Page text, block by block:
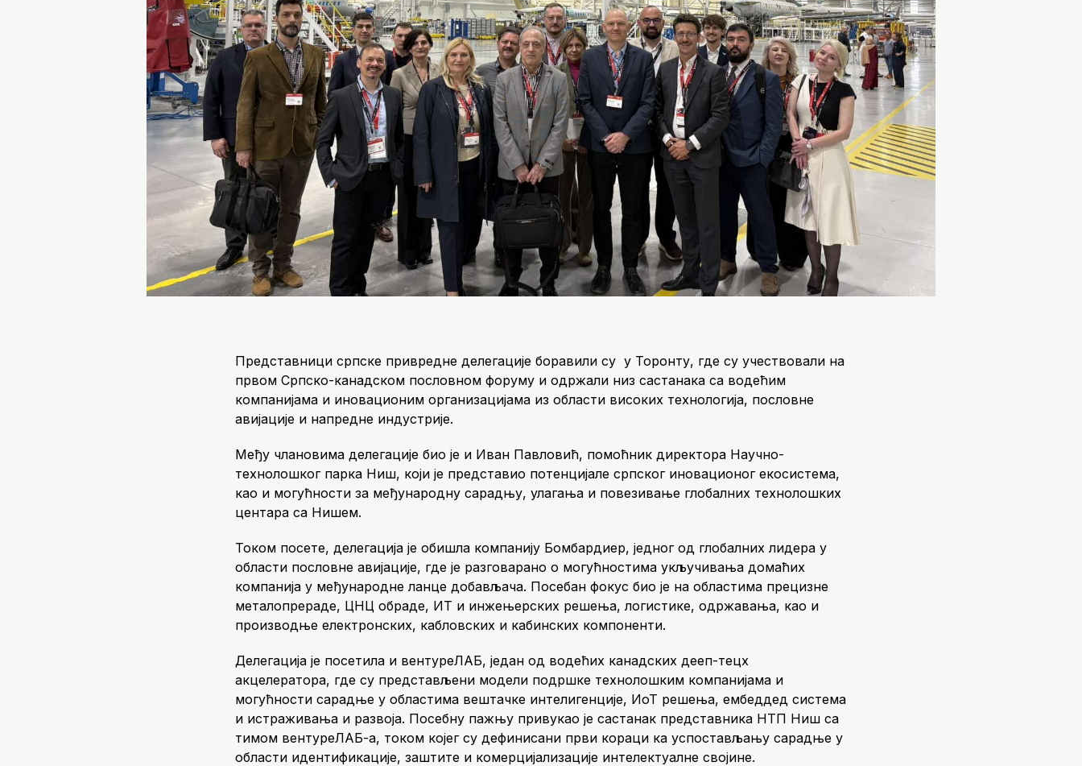
Представници српске привредне делегације боравили су у Торонту, где су учествовали на
првом Српско-канадском пословном форуму и одржали низ састанака са водећим
компанијама и иновационим организацијама из области високих технологија, пословне
авијације и напредне индустрије.
Међу члановима делегације био је и Иван Павловић, помоћник директора Научно-
технолошког парка Ниш, који је представио потенцијале српског иновационог екосистема,
као и могућности за међународну сарадњу, улагања и повезивање глобалних технолошких
центара са Нишем.
Током посете, делегација је обишла компанију Бомбардиер, једног од глобалних лидера у
области пословне авијације, где је разговарано о могућностима укључивања домаћих
компанија у међународне ланце добављача. Посебан фокус био је на областима прецизне
металопрераде, ЦНЦ обраде, ИТ и инжењерских решења, логистике, одржавања, као и
производње електронских, кабловских и кабинских компоненти.
Делегација је посетила и вентуреЛАБ, један од водећих канадских дееп-тецх
акцелератора, где су представљени модели подршке технолошким компанијама и
могућности сарадње у областима вештачке интелигенције, ИоТ решења, ембеддед система
и истраживања и развоја. Посебну пажњу привукао је састанак представника НТП Ниш са
тимом вентуреЛАБ-а, током којег су дефинисани први кораци ка успостављању сарадње у
области идентификације, заштите и комерцијализације интелектуалне својине.